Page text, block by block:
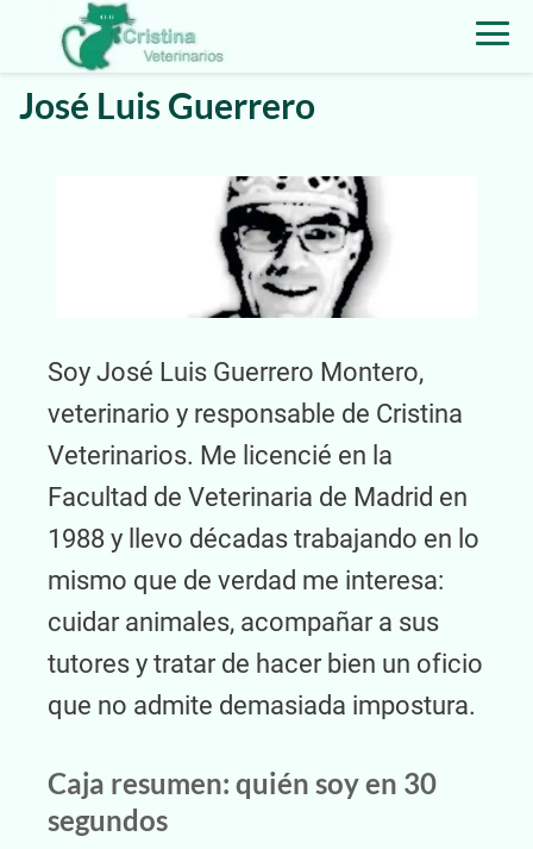
José Luis Guerrero
Soy José Luis Guerrero Montero,
veterinario y responsable de Cristina
Veterinarios. Me licencié en la
Facultad de Veterinaria de Madrid en
1988 y llevo décadas trabajando en lo
mismo que de verdad me interesa:
cuidar animales, acompañar a sus
tutores y tratar de hacer bien un oficio
que no admite demasiada impostura.
Caja resumen: quién soy en 30
segundos